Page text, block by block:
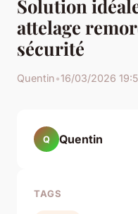
Solution
attelage
sécurité
Quentin•16/03/2026
Q Quentin
TAGS